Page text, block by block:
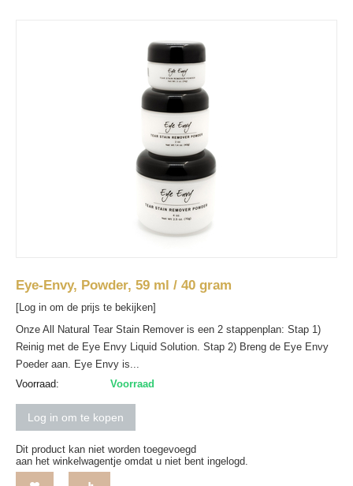
Eye-Envy, Powder, 59 ml / 40 gram
[Log in om de prijs te bekijken]
Onze All Natural Tear Stain Remover is een 2 stappenplan: Stap 1)
Reinig met de Eye Envy Liquid Solution. Stap 2) Breng de Eye Envy
Poeder aan. Eye Envy is...
Voorraad:
Voorraad
Log in om te kopen
Dit product kan niet worden toegevoegd
aan het winkelwagentje omdat u niet bent ingelogd.